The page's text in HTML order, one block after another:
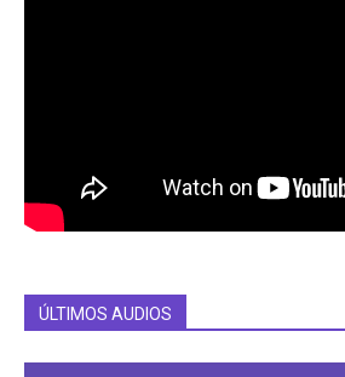
ÚLTIMOS AUDIOS